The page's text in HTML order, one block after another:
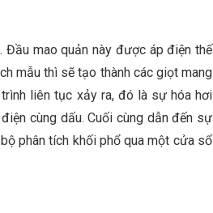
mao quản này được áp điện thế
mẫu thì sẽ tạo thành các giọt mang
liên tục xảy ra, đó là sự hóa hơi
cùng dấu. Cuối cùng dẫn đến sự
phân tích khối phổ qua một cửa sổ